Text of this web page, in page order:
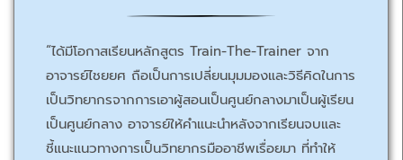
“ได้มีโอกาสเรียนหลักสูตร Train-The-Trainer จาก
อาจารย์ไชยยศ ถือเป็นการเปลี่ยนมุมมองและวิธีคิดในการ
เป็นวิทยากรจากการเอาผู้สอนเป็นศูนย์กลางมาเป็นผู้เรียน
เป็นศูนย์กลาง อาจารย์ให้คำแนะนำหลังจากเรียนจบและ
ชี้แนะแนวทางการเป็นวิทยากรมืออาชีพเรื่อยมา ที่ทำให้